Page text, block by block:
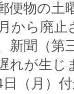
便物の土
から廃止
新聞（第
れが生じ
日（月）